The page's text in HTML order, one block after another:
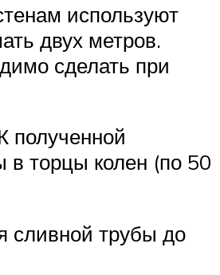
используют
двух метров.
сделать при
полученной
в торцы колен (по 50
сливной трубы до